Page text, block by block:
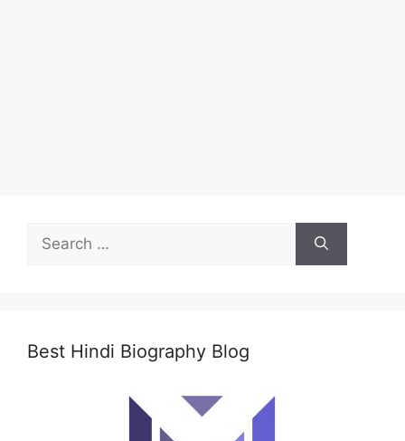
Search
for:
Best Hindi Biography Blog